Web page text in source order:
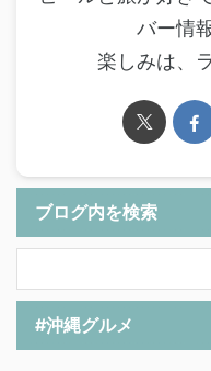
バー情
楽しみは、
ブログ内を検索
#沖縄グルメ